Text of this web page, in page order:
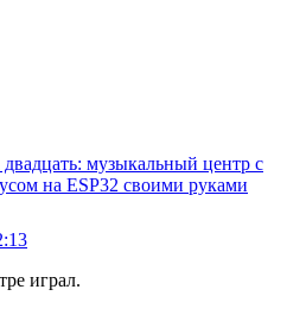
двадцать: музыкальный центр с
на ESP32 своими руками
играл.